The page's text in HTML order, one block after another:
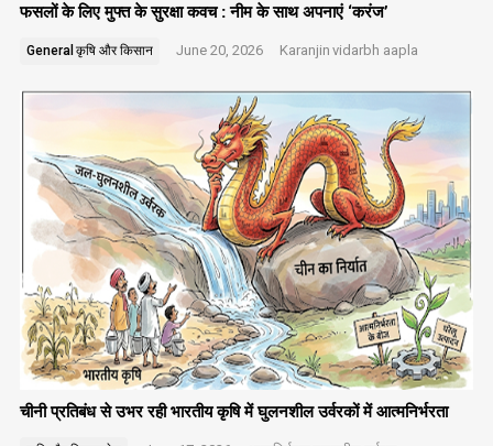
फसलों के लिए मुफ्त के सुरक्षा कवच : नीम के साथ अपनाएं ‘करंज’
General कृषि और किसान June 20, 2026 Karanjin vidarbh aapla
चीनी प्रतिबंध से उभर रही भारतीय कृषि में घुलनशील उर्वरकों में आत्मनिर्भरता